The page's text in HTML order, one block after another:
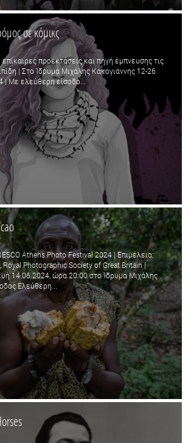
σε κόμικς
προεκτάσεις και πηγή έμπνευσης τις
| Στο Ίδρυμα Μιχάλης Κακογιάννης 12-26
| Με ελεύθερη είσοδο...
Athens Photo Festival 2024 | Επιμέλεια:
Royal Photographic Society of Great Britain |
14.06.2024, ώρα 20:00 στο Ίδρυμα Μιχάλης
Ελεύθερη...